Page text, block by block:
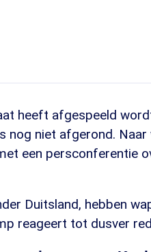
heeft afgespeeld
nog niet afgerond.
een persconferentie
Duitsland, hebben
reageert tot dusver